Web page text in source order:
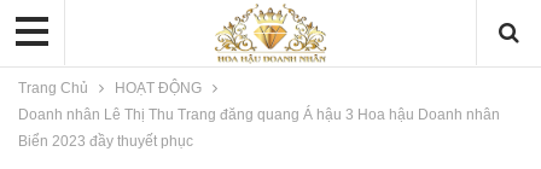
Trang Chủ
HOẠT ĐỘNG
Doanh nhân Lê Thị Thu Trang đăng quang Á hậu 3 Hoa hậu Doanh nhân
Biển 2023 đầy thuyết phục